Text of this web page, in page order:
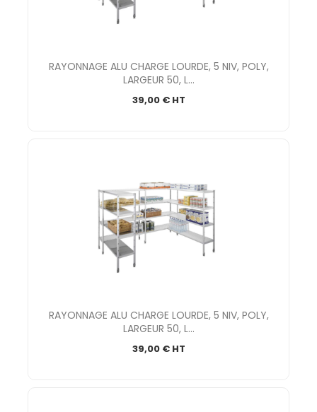
RAYONNAGE ALU CHARGE LOURDE, 5 NIV, POLY,
LARGEUR 50, L...
39,00 € HT
RAYONNAGE ALU CHARGE LOURDE, 5 NIV, POLY,
LARGEUR 50, L...
39,00 € HT